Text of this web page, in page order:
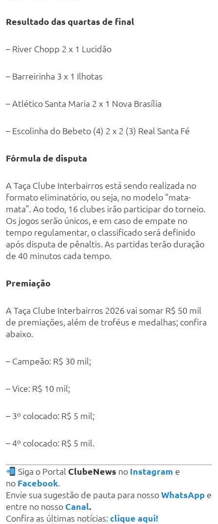
Resultado das quartas de final
– River Chopp 2 x 1 Lucidão
– Barreirinha 3 x 1 Ilhotas
– Atlético Santa Maria 2 x 1 Nova Brasília
– Escolinha do Bebeto (4) 2 x 2 (3) Real Santa Fé
Fórmula de disputa
A Taça Clube Interbairros está sendo realizada no
formato eliminatório, ou seja, no modelo “mata-
mata”. Ao todo, 16 clubes irão participar do torneio.
Os jogos serão únicos, e em caso de empate no
tempo regulamentar, o classificado será definido
após disputa de pênaltis. As partidas terão duração
de 40 minutos cada tempo.
Premiação
A Taça Clube Interbairros 2026 vai somar R$ 50 mil
de premiações, além de troféus e medalhas; confira
abaixo.
– Campeão: R$ 30 mil;
– Vice: R$ 10 mil;
– 3º colocado: R$ 5 mil;
– 4º colocado: R$ 5 mil.
Siga o Portal ClubeNews no Instagram e
no Facebook.
Envie sua sugestão de pauta para nossoWhatsApp e
entre no nosso Canal.
Confira as últimas notícias: clique aqui!